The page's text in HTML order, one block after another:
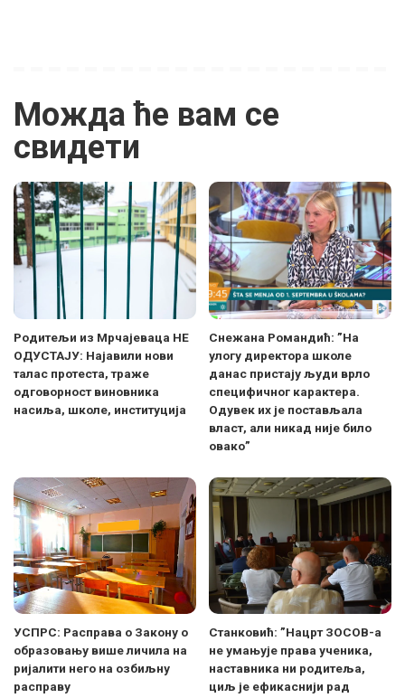
Можда ће вам се
свидети
Родитељи из Мрчајеваца НЕ
ОДУСТАЈУ: Најавили нови
талас протеста, траже
одговорност виновника
насиља, школе, институција
Снежана Романдић: ”На
улогу директора школе
данас пристају људи врло
специфичног карактера.
Одувек их је постављала
власт, али никад није било
овако”
УСПРС: Расправа о Закону о
образовању више личила на
ријалити него на озбиљну
расправу
Станковић: ”Нацрт ЗОСОВ-а
не умањује права ученика,
наставника ни родитеља,
циљ је ефикаснији рад